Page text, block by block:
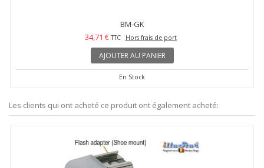
BM-GK
34,71 € TTC Hors frais de port
AJOUTER AU PANIER
En Stock
Les clients qui ont acheté ce produit ont également acheté: